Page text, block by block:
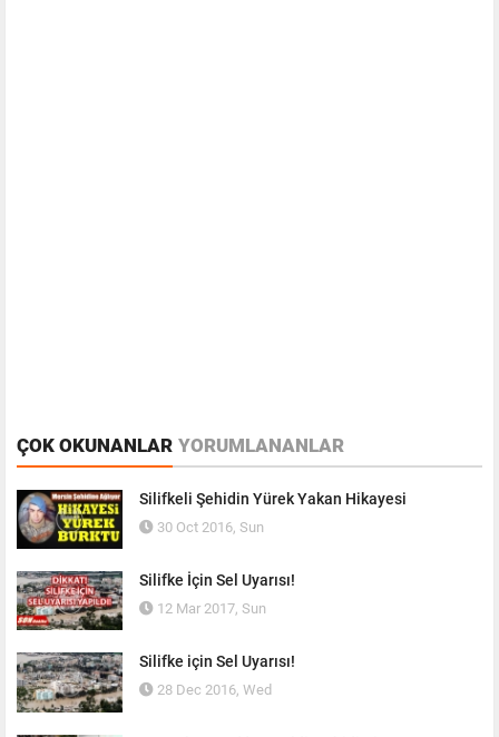
ÇOK OKUNANLAR YORUMLANANLAR
Silifkeli Şehidin Yürek Yakan Hikayesi
30 Oct 2016, Sun
Silifke İçin Sel Uyarısı!
12 Mar 2017, Sun
Silifke için Sel Uyarısı!
28 Dec 2016, Wed